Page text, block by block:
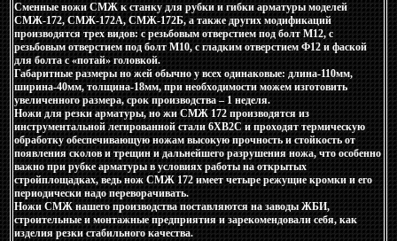
Сменные ножи СМЖ к станку для рубки и гибки арматуры моделей
СМЖ-172, СМЖ-172А, СМЖ-172Б, а также других модификаций
производятся трех видов: с резьбовым отверстием под болт М12, с
резьбовым отверстием под болт М10, с гладким отверстием Ф12 и фаской
для болта с «потай» головкой.
Габаритные размеры но жей обычно у всех одинаковые: длина-110мм,
ширина-40мм, толщина-18мм, при необходимости можем изготовить
увеличенного размера, срок производства – 1 неделя.
Ножи для резки арматуры, но жи СМЖ 172 производятся из
инструментальной легированной стали 6ХВ2С и проходят термическую
обработку обеспечивающую ножам высокую прочность и стойкость от
появления сколов и трещин и дальнейшего разрушения ножа, что особенно
важно при рубке арматуры в условиях работы на открытых
стройплощадках, ведь нож СМЖ 172 имеет четыре режущие кромки и его
периодически надо переворачивать.
Ножи СМЖ нашего производства поставляются на заводы ЖБИ,
строительные и монтажные предприятия и зарекомендовали себя, как
изделия резки стабильного качества.